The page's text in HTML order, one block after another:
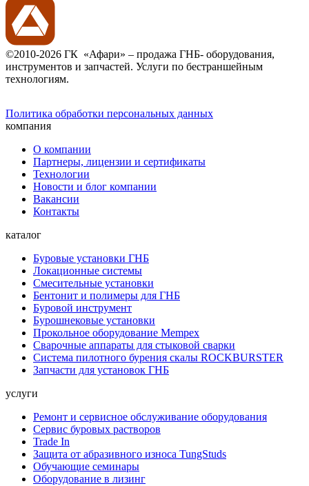
©2010-2026 ГК «Афари» – продажа ГНБ- оборудования,
инструментов и запчастей. Услуги по бестраншейным
технологиям.
Политика обработки персональных данных
компания
О компании
Партнеры, лицензии и сертификаты
Технологии
Новости и блог компании
Вакансии
Контакты
каталог
Буровые установки ГНБ
Локационные системы
Смесительные установки
Бентонит и полимеры для ГНБ
Буровой инструмент
Бурошнековые установки
Прокольное оборудование Mempex
Сварочные аппараты для стыковой сварки
Система пилотного бурения скалы ROCKBURSTER
Запчасти для установок ГНБ
услуги
Ремонт и сервисное обслуживание оборудования
Сервис буровых растворов
Trade In
Защита от абразивного износа TungStuds
Обучающие семинары
Оборудование в лизинг